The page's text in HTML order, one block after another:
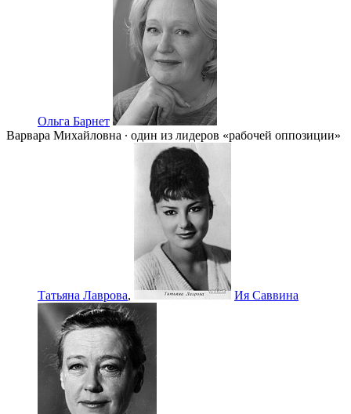
Ольга Барнет
Варвара Михайловна ∙ один из лидеров «рабочей оппозиции»
Татьяна Лаврова, Ия Саввина